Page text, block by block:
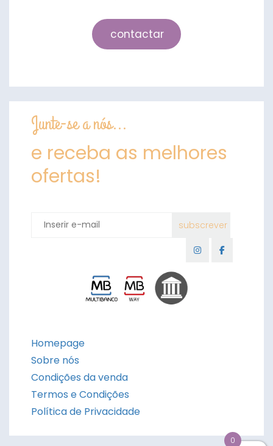
contactar
Junte-se a nós...
e receba as melhores
ofertas!
Homepage
Sobre nós
Condições da venda
Termos e Condições
Política de Privacidade
0